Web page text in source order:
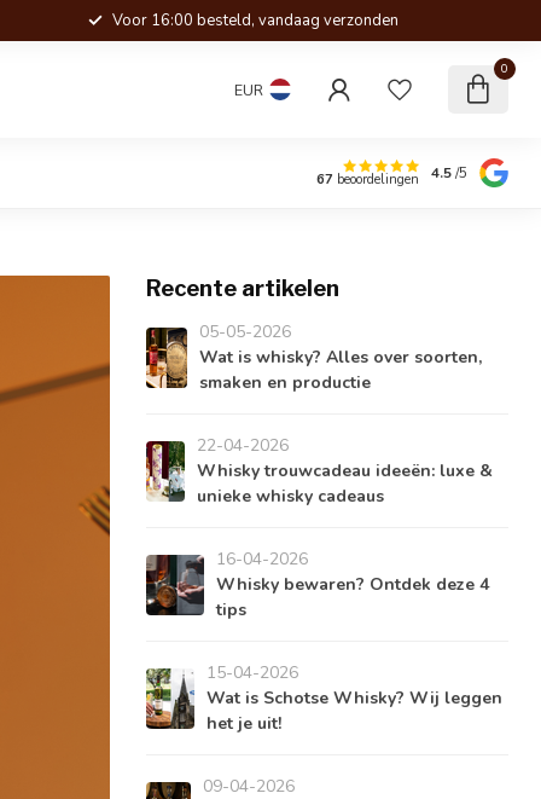
Voor 16:00 besteld, vandaag verzonden
EUR
0
67 beoordelingen 4.5/5
Recente artikelen
05-05-2026
Wat is whisky? Alles over soorten,
smaken en productie
22-04-2026
Whisky trouwcadeau ideeën: luxe &
unieke whisky cadeaus
16-04-2026
Whisky bewaren? Ontdek deze 4
tips
15-04-2026
Wat is Schotse Whisky? Wij leggen
het je uit!
09-04-2026